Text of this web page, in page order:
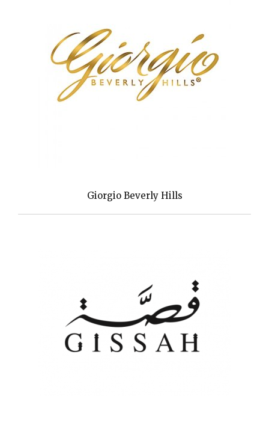
Giorgio Beverly Hills